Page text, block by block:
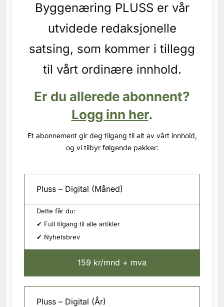
Abonnement Pluss
Kontakt oss
SE BLADARKIV
Byggenæring PLUSS er vår
utvidede redaksjonelle
satsing, som kommer i tillegg
til vårt ordinære innhold.
Er du allerede abonnent?
Logg inn her.
Et abonnement gir deg tilgang til alt av vårt innhold,
og vi tilbyr følgende pakker:
Pluss – Digital (Måned)
Dette får du:
✔ Full tilgang til alle artikler
✔ Nyhetsbrev
159 kr/mnd + mva
Pluss – Digital (År)